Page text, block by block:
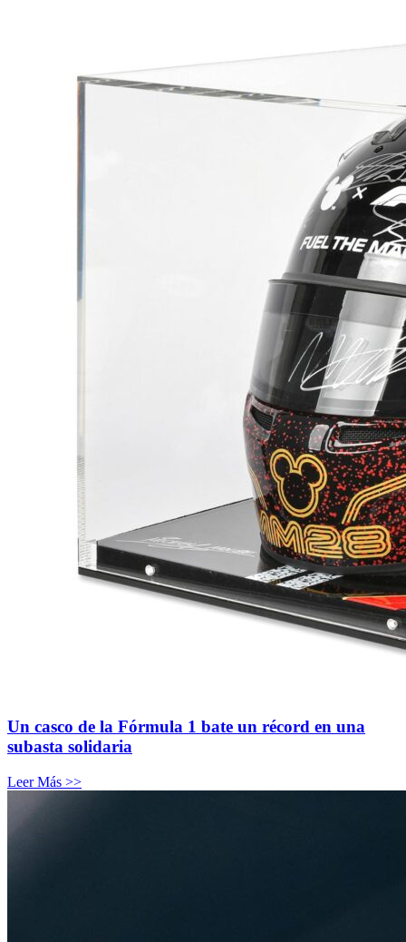
Un casco de la Fórmula 1 bate un récord en una
subasta solidaria
Leer Más >>